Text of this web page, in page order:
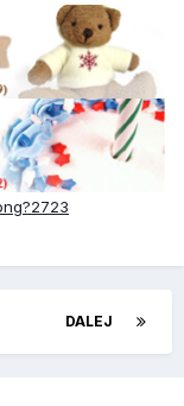
DALEJ